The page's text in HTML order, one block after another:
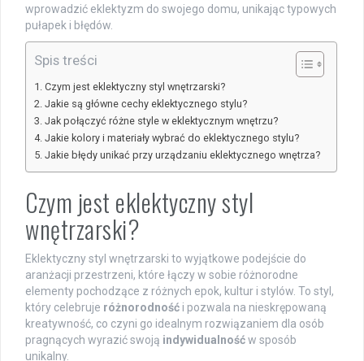
wprowadzić eklektyzm do swojego domu, unikając typowych
pułapek i błędów.
Spis treści
Czym jest eklektyczny styl wnętrzarski?
Jakie są główne cechy eklektycznego stylu?
Jak połączyć różne style w eklektycznym wnętrzu?
Jakie kolory i materiały wybrać do eklektycznego stylu?
Jakie błędy unikać przy urządzaniu eklektycznego wnętrza?
Czym jest eklektyczny styl
wnętrzarski?
Eklektyczny styl wnętrzarski to wyjątkowe podejście do
aranżacji przestrzeni, które łączy w sobie różnorodne
elementy pochodzące z różnych epok, kultur i stylów. To styl,
który celebruje różnorodność i pozwala na nieskrępowaną
kreatywność, co czyni go idealnym rozwiązaniem dla osób
pragnących wyrazić swoją indywidualnośćw sposób
unikalny.